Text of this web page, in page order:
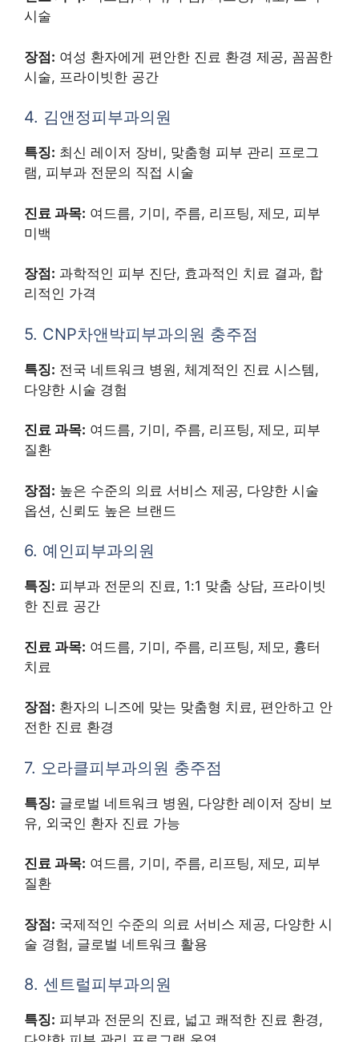
시술
장점: 여성 환자에게 편안한 진료 환경 제공, 꼼꼼한
시술, 프라이빗한 공간
4. 김앤정피부과의원
특징: 최신 레이저 장비, 맞춤형 피부 관리 프로그
램, 피부과 전문의 직접 시술
진료 과목: 여드름, 기미, 주름, 리프팅, 제모, 피부
미백
장점: 과학적인 피부 진단, 효과적인 치료 결과, 합
리적인 가격
5. CNP차앤박피부과의원 충주점
특징: 전국 네트워크 병원, 체계적인 진료 시스템,
다양한 시술 경험
진료 과목: 여드름, 기미, 주름, 리프팅, 제모, 피부
질환
장점: 높은 수준의 의료 서비스 제공, 다양한 시술
옵션, 신뢰도 높은 브랜드
6. 예인피부과의원
특징: 피부과 전문의 진료, 1:1 맞춤 상담, 프라이빗
한 진료 공간
진료 과목: 여드름, 기미, 주름, 리프팅, 제모, 흉터
치료
장점: 환자의 니즈에 맞는 맞춤형 치료, 편안하고 안
전한 진료 환경
7. 오라클피부과의원 충주점
특징: 글로벌 네트워크 병원, 다양한 레이저 장비 보
유, 외국인 환자 진료 가능
진료 과목: 여드름, 기미, 주름, 리프팅, 제모, 피부
질환
장점: 국제적인 수준의 의료 서비스 제공, 다양한 시
술 경험, 글로벌 네트워크 활용
8. 센트럴피부과의원
특징: 피부과 전문의 진료, 넓고 쾌적한 진료 환경,